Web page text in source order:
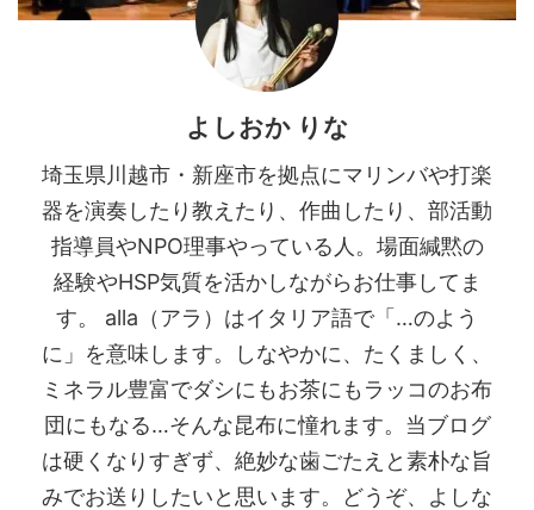
よしおか りな
埼玉県川越市・新座市を拠点にマリンバや打楽
器を演奏したり教えたり、作曲したり、部活動
指導員やNPO理事やっている人。場面緘黙の
経験やHSP気質を活かしながらお仕事してま
す。 alla（アラ）はイタリア語で「…のよう
に」を意味します。しなやかに、たくましく、
ミネラル豊富でダシにもお茶にもラッコのお布
団にもなる…そんな昆布に憧れます。当ブログ
は硬くなりすぎず、絶妙な歯ごたえと素朴な旨
みでお送りしたいと思います。どうぞ、よしな